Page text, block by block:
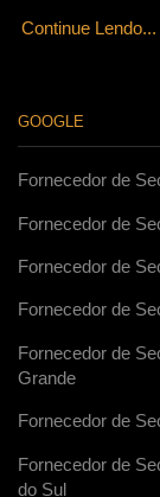
Continue Lendo...
GOOGLE
Fornecedor de
Fornecedor de
Fornecedor de
Fornecedor de
Fornecedor de
Grande
Fornecedor de
Fornecedor de
do Sul